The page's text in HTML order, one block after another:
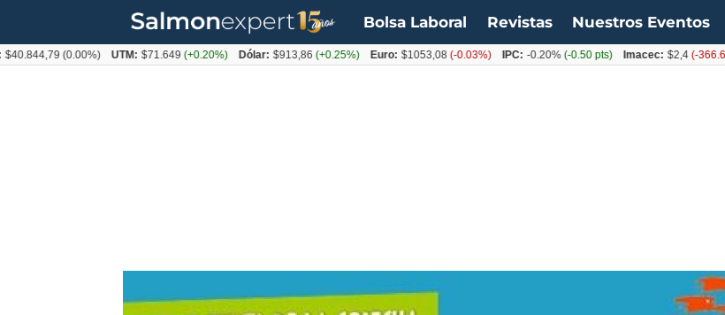
Bolsa Laboral Revistas Nuestros Eventos
(0.00%) UTM: $71.649(+0.20%) Dólar: $913,86(+0.25%) Euro: $1053,08(-0.03%) IPC: -0.20%(-0.50 pts) Imacec: $2,4(-366.67%)